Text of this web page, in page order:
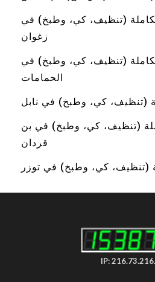
(تنظيف، كي، وطبخ) في
زغوان
(تنظيف، كي، وطبخ) في
الحمامات
(تنظيف، كي، وطبخ) في نابل
(تنظيف، كي، وطبخ) في بن
قردان
(تنظيف، كي، وطبخ) في توزر
IP: